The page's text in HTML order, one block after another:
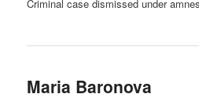
Criminal case dismissed under
Maria Baronova